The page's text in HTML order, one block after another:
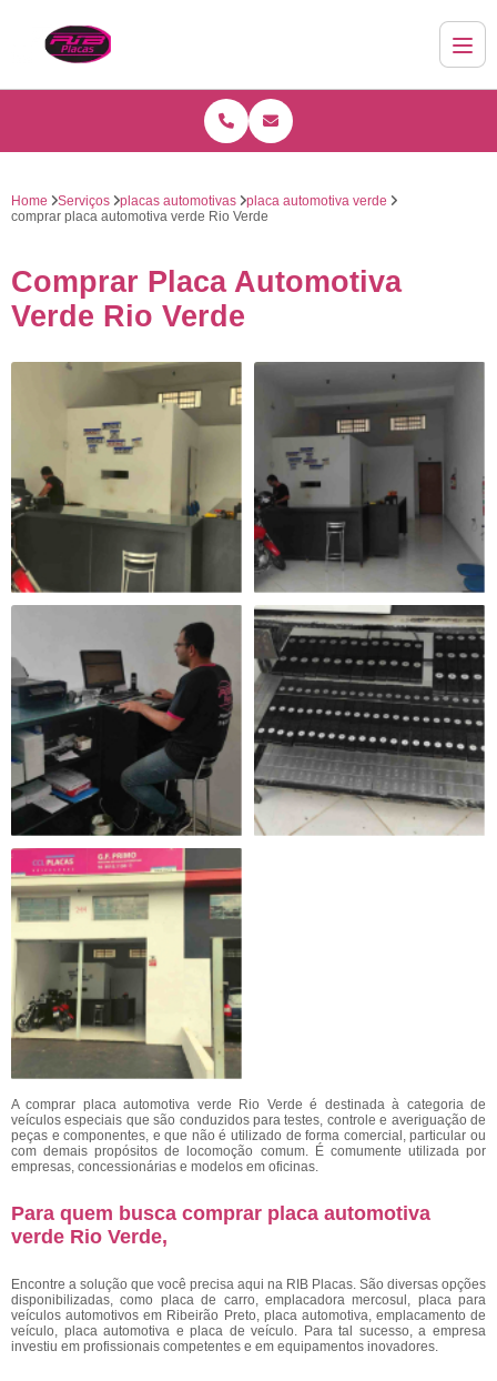
Home Serviços placas automotivas
placa automotiva verde
comprar placa automotiva verde Rio Verde
Comprar Placa Automotiva
Verde Rio Verde
A comprar placa automotiva verde Rio Verde é destinada à categoria de
veículos especiais que são conduzidos para testes, controle e averiguação de
peças e componentes, e que não é utilizado de forma comercial, particular ou
com demais propósitos de locomoção comum. É comumente utilizada por
empresas, concessionárias e modelos em oficinas.
Para quem busca comprar placa automotiva
verde Rio Verde,
Encontre a solução que você precisa aqui na RIB Placas. São diversas opções
disponibilizadas, como placa de carro, emplacadora mercosul, placa para
veículos automotivos em Ribeirão Preto, placa automotiva, emplacamento de
veículo, placa automotiva e placa de veículo. Para tal sucesso, a empresa
investiu em profissionais competentes e em equipamentos inovadores.